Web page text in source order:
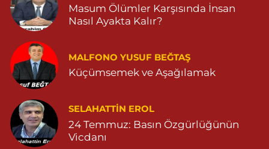
0 (538) 054 41 55 Yol Tarifi Al
Huzur Eczanesi
GÜL MAHALLESİ VATAN CADDE NO:4A 04825912517
0 (482) 591 25 17 Yol Tarifi Al
Dara Eczanesi
NUR MAHALLESİ VALİ OZAN CADDESİ DIŞ KAPI NO:122G
DEVLET HASTANESİ KARŞISI (DİYARBAKIR YOLU CEPHESİ)
04822125304
Masum Ölümler Karşısında İnsan
Nasıl Ayakta Kalır?
MALFONO YUSUF BEĞTAŞ
Küçümsemek ve Aşağılamak
SELAHATTIN EROL
24 Temmuz: Basın Özgürlüğünün
Vicdanı